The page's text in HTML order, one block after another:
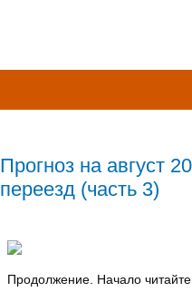
Прогноз на август
переезд (часть 3)
Продолжение. Начало читайте